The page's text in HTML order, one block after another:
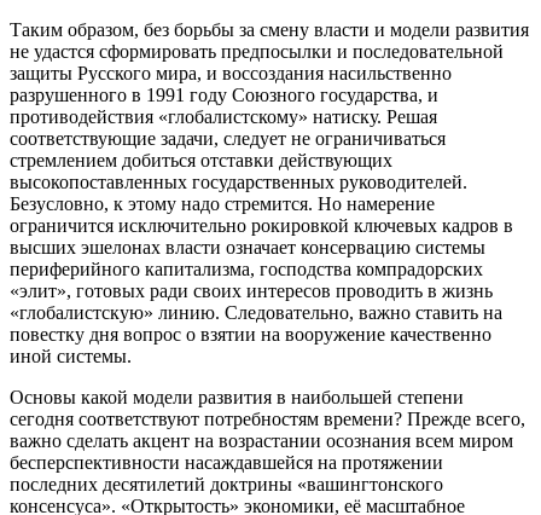
Таким образом, без борьбы за смену власти и модели развития
не удастся сформировать предпосылки и последовательной
защиты Русского мира, и воссоздания насильственно
разрушенного в 1991 году Союзного государства, и
противодействия «глобалистскому» натиску. Решая
соответствующие задачи, следует не ограничиваться
стремлением добиться отставки действующих
высокопоставленных государственных руководителей.
Безусловно, к этому надо стремится. Но намерение
ограничится исключительно рокировкой ключевых кадров в
высших эшелонах власти означает консервацию системы
периферийного капитализма, господства компрадорских
«элит», готовых ради своих интересов проводить в жизнь
«глобалистскую» линию. Следовательно, важно ставить на
повестку дня вопрос о взятии на вооружение качественно
иной системы.
Основы какой модели развития в наибольшей степени
сегодня соответствуют потребностям времени? Прежде всего,
важно сделать акцент на возрастании осознания всем миром
бесперспективности насаждавшейся на протяжении
последних десятилетий доктрины «вашингтонского
консенсуса». «Открытость» экономики, её масштабное